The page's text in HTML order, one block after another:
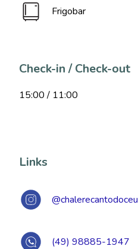
Frigobar
Check-in / Check-out
15:00 / 11:00
Links
@chalerecantodoceu
(49) 98885-1947